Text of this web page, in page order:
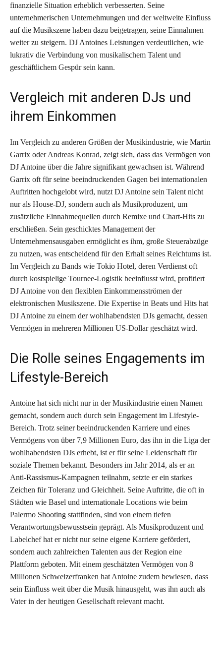
finanzielle Situation erheblich verbesserten. Seine
unternehmerischen Unternehmungen und der weltweite Einfluss
auf die Musikszene haben dazu beigetragen, seine Einnahmen
weiter zu steigern. DJ Antoines Leistungen verdeutlichen, wie
lukrativ die Verbindung von musikalischem Talent und
geschäftlichem Gespür sein kann.
Vergleich mit anderen DJs und
ihrem Einkommen
Im Vergleich zu anderen Größen der Musikindustrie, wie Martin
Garrix oder Andreas Konrad, zeigt sich, dass das Vermögen von
DJ Antoine über die Jahre signifikant gewachsen ist. Während
Garrix oft für seine beeindruckenden Gagen bei internationalen
Auftritten hochgelobt wird, nutzt DJ Antoine sein Talent nicht
nur als House-DJ, sondern auch als Musikproduzent, um
zusätzliche Einnahmequellen durch Remixe und Chart-Hits zu
erschließen. Sein geschicktes Management der
Unternehmensausgaben ermöglicht es ihm, große Steuerabzüge
zu nutzen, was entscheidend für den Erhalt seines Reichtums ist.
Im Vergleich zu Bands wie Tokio Hotel, deren Verdienst oft
durch kostspielige Tournee-Logistik beeinflusst wird, profitiert
DJ Antoine von den flexiblen Einkommensströmen der
elektronischen Musikszene. Die Expertise in Beats und Hits hat
DJ Antoine zu einem der wohlhabendsten DJs gemacht, dessen
Vermögen in mehreren Millionen US-Dollar geschätzt wird.
Die Rolle seines Engagements im
Lifestyle-Bereich
Antoine hat sich nicht nur in der Musikindustrie einen Namen
gemacht, sondern auch durch sein Engagement im Lifestyle-
Bereich. Trotz seiner beeindruckenden Karriere und eines
Vermögens von über 7,9 Millionen Euro, das ihn in die Liga der
wohlhabendsten DJs erhebt, ist er für seine Leidenschaft für
soziale Themen bekannt. Besonders im Jahr 2014, als er an
Anti-Rassismus-Kampagnen teilnahm, setzte er ein starkes
Zeichen für Toleranz und Gleichheit. Seine Auftritte, die oft in
Städten wie Basel und internationale Locations wie beim
Palermo Shooting stattfinden, sind von einem tiefen
Verantwortungsbewusstsein geprägt. Als Musikproduzent und
Labelchef hat er nicht nur seine eigene Karriere gefördert,
sondern auch zahlreichen Talenten aus der Region eine
Plattform geboten. Mit einem geschätzten Vermögen von 8
Millionen Schweizerfranken hat Antoine zudem bewiesen, dass
sein Einfluss weit über die Musik hinausgeht, was ihn auch als
Vater in der heutigen Gesellschaft relevant macht.